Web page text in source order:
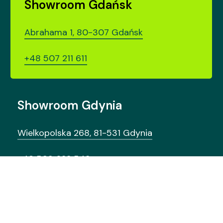
Showroom Gdańsk
Abrahama 1, 80-307 Gdańsk
+48 507 211 611
Showroom Gdynia
Wielkopolska 268, 81-531 Gdynia
+48 509 622 542